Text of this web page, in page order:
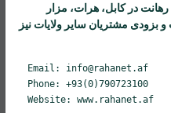
6 دقیقه
رهانت در کابل، هرات، مزار
مشتریان سایر ولایات نیز
Email: info@rahanet.af
Phone: +93(0)790723100
Website: www.rahanet.af